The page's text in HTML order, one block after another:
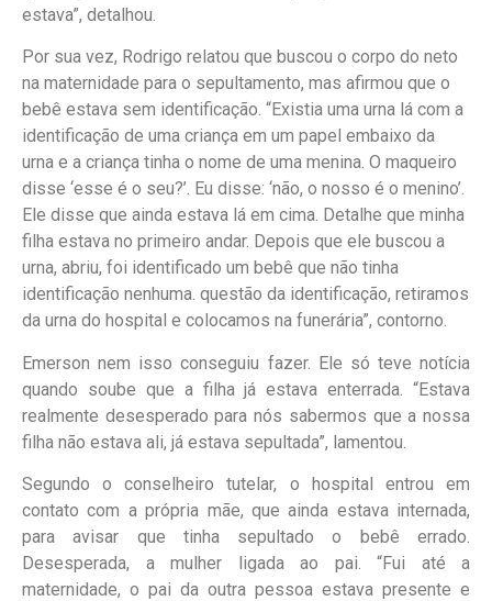
estava”, detalhou.
Por sua vez, Rodrigo relatou que buscou o corpo do neto
na maternidade para o sepultamento, mas afirmou que o
bebê estava sem identificação. “Existia uma urna lá com a
identificação de uma criança em um papel embaixo da
urna e a criança tinha o nome de uma menina. O maqueiro
disse ‘esse é o seu?’. Eu disse: ‘não, o nosso é o menino’.
Ele disse que ainda estava lá em cima. Detalhe que minha
filha estava no primeiro andar. Depois que ele buscou a
urna, abriu, foi identificado um bebê que não tinha
identificação nenhuma. questão da identificação, retiramos
da urna do hospital e colocamos na funerária”, contorno.
Emerson nem isso conseguiu fazer. Ele só teve notícia
quando soube que a filha já estava enterrada. “Estava
realmente desesperado para nós sabermos que a nossa
filha não estava ali, já estava sepultada”, lamentou.
Segundo o conselheiro tutelar, o hospital entrou em
contato com a própria mãe, que ainda estava internada,
para avisar que tinha sepultado o bebê errado.
Desesperada, a mulher ligada ao pai. “Fui até a
maternidade, o pai da outra pessoa estava presente e